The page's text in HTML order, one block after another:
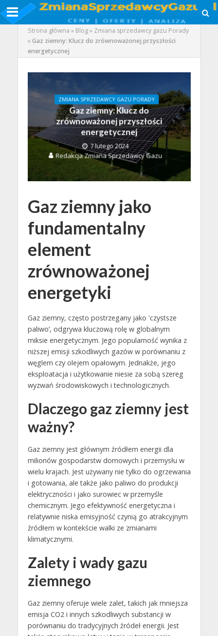
Strona główna » Blog» Zmiana sprzedawcy gazu Porady
»Gaz ziemny: Klucz do zrównoważonej przyszłości
energetycznej
ZMIANA SPRZEDAWCY GAZU PORADY
Gaz ziemny: Klucz do
zrównoważonej przyszłości
energetycznej
7 lutego 2024
Redakcja Zmiana Sprzedawcy Gazu
Gaz ziemny jako
fundamentalny
element
zrównoważonej
energetyki
Gaz ziemny, często postrzegany jako 'czystsze
paliwo’, odgrywa kluczową rolę w globalnym
miksie energetycznym. Jego popularność wynika z
niższej emisji szkodliwych gazów w porównaniu z
węglem czy olejem opałowym. Jednakże, jego
eksploatacja i użytkowanie niesie za sobą szereg
wyzwań środowiskowych i technologicznych.
Dlaczego gaz ziemny jest
ważny?
Gaz ziemny jest głównym źródłem energii dla
milionów gospodarstw domowych i przemysłu w
wielu krajach. Jest używany nie tylko do ogrzewania
i gotowania, ale także jako paliwo do produkcji
elektryczności i jako surowiec w przemyśle
chemicznym. Jego efektywność energetyczna i
relatywnie niska emisyjność czynią go atrakcyjnym
źródłem w kontekście walki ze zmianami
klimatycznymi.
Zalety i wady gazu
ziemnego
Gaz ziemny oferuje wiele zalet, takich jak mniejsza
emisja CO2 i innych szkodliwych substancji w
porównaniu do tradycyjnych źródeł energii. Jest